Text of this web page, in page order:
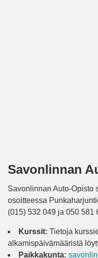
Savonlinnan
Savonlinnan Auto-Opisto
osoitteessa
(015) 532 049 ja 050 581
Kurssit: Tietoja
alkamispäivämääristä
Paikkakunta: